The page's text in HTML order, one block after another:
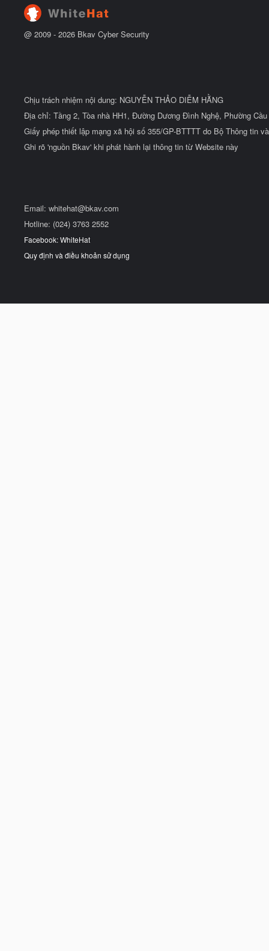
@ 2009 - 2026 Bkav Cyber Security
Chịu trách nhiệm nội dung: NGUYỄN THẢO DIỄM HẰNG
Địa chỉ: Tầng 2, Tòa nhà HH1, Đường Dương Đình Nghệ, Phường
Giấy phép thiết lập mạng xã hội số 355/GP-BTTTT do Bộ Thông tin
Ghi rõ 'nguồn Bkav' khi phát hành lại thông tin từ Website này
Email: whitehat@bkav.com
Hotline: (024) 3763 2552
Facebook: WhiteHat
Quy định và điều khoản sử dụng